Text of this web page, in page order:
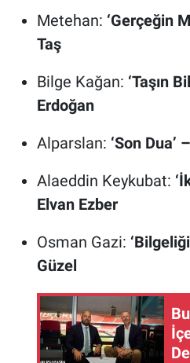
Metehan: ‘Gerçeğin
Taş
Bilge Kağan: ‘Taşın
Erdoğan
Alparslan: ‘Son Dua’
Alaeddin Keykubat:
Elvan Ezber
Osman Gazi:
Güzel